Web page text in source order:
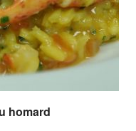
homard